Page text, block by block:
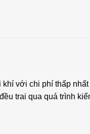
với chi phí thấp nhất
trai qua quá trình